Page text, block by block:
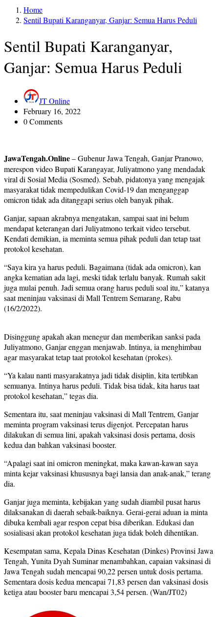
Home
Sentil Bupati Karanganyar, Ganjar: Semua Harus Peduli
Sentil Bupati Karanganyar,
Ganjar: Semua Harus Peduli
JT Online
February 16, 2022
0 Comments
JawaTengah.Online– Gubenur Jawa Tengah, Ganjar Pranowo,
merespon video Bupati Karangayar, Juliyatmono yang mendadak
viral di Sosial Media (Sosmed). Sebab, pidatonya yang mengajak
masyarakat tidak mempedulikan Covid-19 dan menganggap
omicron tidak ada ditanggapi serius oleh banyak pihak.
Ganjar, sapaan akrabnya mengatakan, sampai saat ini belum
mendapat keterangan dari Juliyatmono terkait video tersebut.
Kendati demikian, ia meminta semua pihak peduli dan tetap taat
protokol kesehatan.
“Saya kira ya harus peduli. Bagaimana (tidak ada omicron), kan
angka kematian ada lagi, meski tidak terlalu banyak. Rumah sakit
juga mulai penuh. Jadi semua orang harus peduli soal itu,” katanya
saat meninjau vaksinasi di Mall Tentrem Semarang, Rabu
(16/2/2022).
Disinggung apakah akan menegur dan memberikan sanksi pada
Juliyatmono, Ganjar enggan menjawab. Intinya, ia menghimbau
agar masyarakat tetap taat protokol kesehatan (prokes).
“Ya kalau nanti masyarakatnya jadi tidak disiplin, kita tertibkan
semuanya. Intinya harus peduli. Tidak bisa tidak, kita harus taat
protokol kesehatan,” tegas dia.
Sementara itu, saat meninjau vaksinasi di Mall Tentrem, Ganjar
meminta program vaksinasi terus digenjot. Percepatan harus
dilakukan di semua lini, apakah vaksinasi dosis pertama, dosis
kedua dan bahkan vaksinasi booster.
“Apalagi saat ini omicron meningkat, maka kawan-kawan saya
minta kejar vaksinasi khususnya bagi lansia dan anak-anak,” terang
dia.
Ganjar juga meminta, kebijakan yang sudah diambil pusat harus
dilaksanakan di daerah sebaik-baiknya. Gerai-gerai aduan ia minta
dibuka kembali agar respon cepat bisa diberikan. Edukasi dan
sosialisasi akan protokol kesehatan juga tidak boleh dihentikan.
Kesempatan sama, Kepala Dinas Kesehatan (Dinkes) Provinsi Jawa
Tengah, Yunita Dyah Suminar menambahkan, capaian vaksinasi di
Jawa Tengah sudah mencapai 90,22 persen untuk dosis pertama.
Sementara dosis kedua mencapai 71,83 persen dan vaksinasi dosis
ketiga atau booster baru mencapai 3,54 persen. (Wan/JT02)